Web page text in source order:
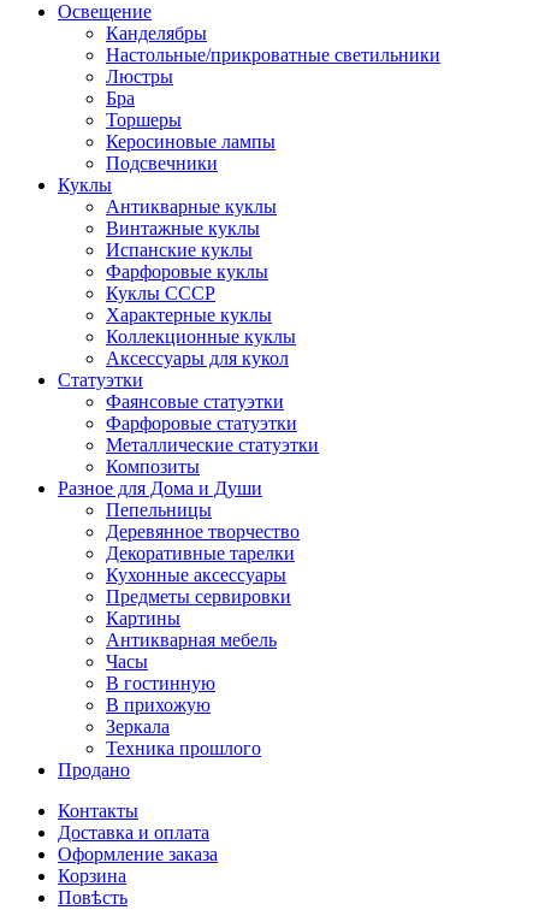
Освещение
Канделябры
Настольные/прикроватные светильники
Люстры
Бра
Торшеры
Керосиновые лампы
Подсвечники
Куклы
Антикварные куклы
Винтажные куклы
Испанские куклы
Фарфоровые куклы
Куклы СССР
Характерные куклы
Коллекционные куклы
Аксессуары для кукол
Статуэтки
Фаянсовые статуэтки
Фарфоровые статуэтки
Металлические статуэтки
Композиты
Разное для Дома и Души
Пепельницы
Деревянное творчество
Декоративные тарелки
Кухонные аксессуары
Предметы сервировки
Картины
Антикварная мебель
Часы
В гостинную
В прихожую
Зеркала
Техника прошлого
Продано
Контакты
Доставка и оплата
Оформление заказа
Корзина
Повѣсть